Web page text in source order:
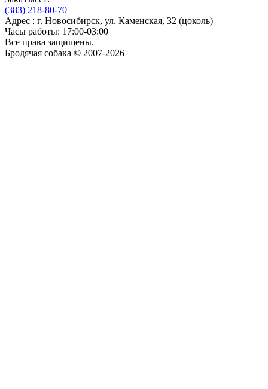
(383) 218-80-70
Адрес : г. Новосибирск, ул. Каменская, 32 (цоколь)
Часы работы: 17:00-03:00
Все права защищены.
Бродячая собака © 2007-2026